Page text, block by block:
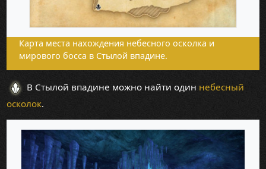
Карта места нахождения небесного осколка и
мирового босса в Стылой впадине.
В Стылой впадине можно найти один небесный
осколок.